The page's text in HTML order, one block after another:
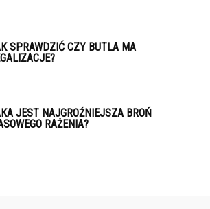
SPRAWDZIĆ CZY BUTLA MA
JEST NAJGROŹNIEJSZA BROŃ
RAŻENIA?